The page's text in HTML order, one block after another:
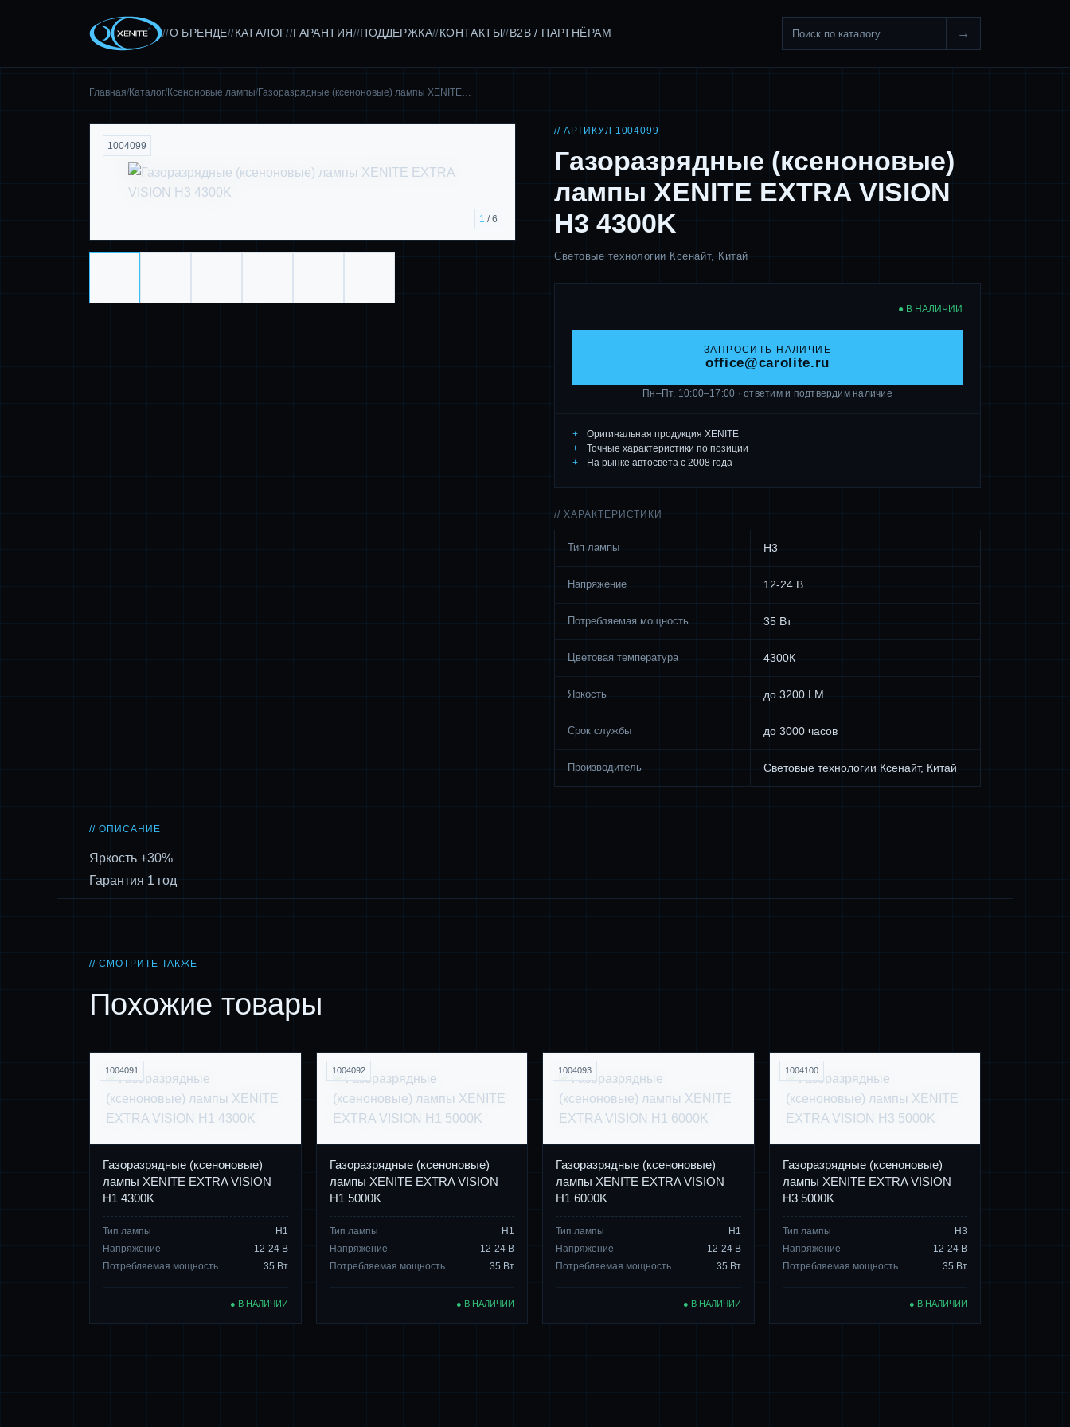
//О БРЕНДЕ// КАТАЛОГ//ГАРАНТИЯ //ПОДДЕРЖКА// КОНТАКТЫ// B2B / ПАРТНЁРАМ →
Главная/Каталог/Ксеноновые лампы/Газоразрядные (ксеноновые) лампы XENITE…
1004099
1 / 6
// АРТИКУЛ 1004099
Газоразрядные (ксеноновые)
лампы XENITE EXTRA VISION
H3 4300K
Световые технологии Ксенайт, Китай
● В НАЛИЧИИ
ЗАПРОСИТЬ НАЛИЧИЕ
office@carolite.ru
Пн–Пт, 10:00–17:00 · ответим и подтвердим наличие
Оригинальная продукция XENITE
Точные характеристики по позиции
На рынке автосвета с 2008 года
// ХАРАКТЕРИСТИКИ
Тип лампы Н3
Напряжение 12-24 В
Потребляемая мощность 35 Вт
Цветовая температура 4300К
Яркость до 3200 LM
Срок службы до 3000 часов
Производитель Световые технологии Ксенайт, Китай
// ОПИСАНИЕ
Яркость +30%
Гарантия 1 год
// СМОТРИТЕ ТАКЖЕ
Похожие товары
1004091
Газоразрядные (ксеноновые)
лампы XENITE EXTRA VISION
H1 4300K
Тип лампы
Н1
Напряжение
12-24 В
Потребляемая мощность
35 Вт
● В НАЛИЧИИ
1004092
Газоразрядные (ксеноновые)
лампы XENITE EXTRA VISION
H1 5000K
Тип лампы
Н1
Напряжение
12-24 В
Потребляемая мощность
35 Вт
● В НАЛИЧИИ
1004093
Газоразрядные (ксеноновые)
лампы XENITE EXTRA VISION
H1 6000K
Тип лампы
Н1
Напряжение
12-24 В
Потребляемая мощность
35 Вт
● В НАЛИЧИИ
1004100
Газоразрядные (ксеноновые)
лампы XENITE EXTRA VISION
H3 5000K
Тип лампы
Н3
Напряжение
12-24 В
Потребляемая мощность
35 Вт
● В НАЛИЧИИ